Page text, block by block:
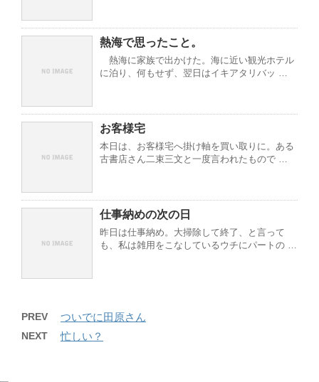
熱海で思ったこと。
熱海に家族で出かけた。海に近い観光ホテル
に泊り、何もせず、翌日はイキアタリバッ …
お客様宅
本日は、お客様宅へ掛け軸を買い取りに。ある
古書店さん二束三文と一度言われたもので …
仕事納めの次の日
昨日は仕事納め。大掃除して終了、と言って
も、私は雑用をこなしているウチにパートの …
PREV ついでに田原さん
NEXT 忙しい？